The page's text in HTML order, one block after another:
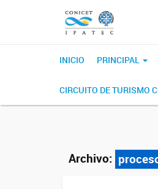
INICIO PRINCIPAL
CIRCUITO DE TURISMO
Archivo: